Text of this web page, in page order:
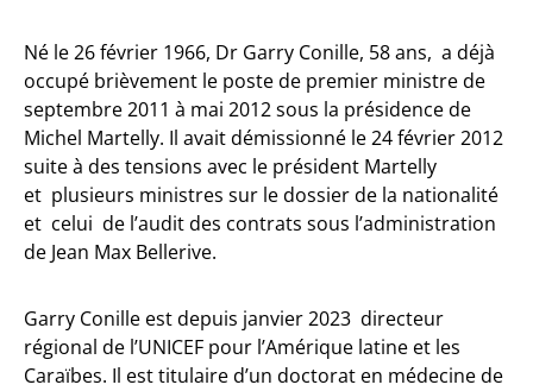
Né le 26 février 1966, Dr Garry Conille, 58 ans, a déjà
occupé brièvement le poste de premier ministre de
septembre 2011 à mai 2012 sous la présidence de
Michel Martelly. Il avait démissionné le 24 février 2012
suite à des tensions avec le président Martelly
et plusieurs ministres sur le dossier de la nationalité
et celui de l’audit des contrats sous l’administration
de Jean Max Bellerive.
Garry Conille est depuis janvier 2023 directeur
régional de l’UNICEF pour l’Amérique latine et les
Caraïbes. Il est titulaire d’un doctorat en médecine de